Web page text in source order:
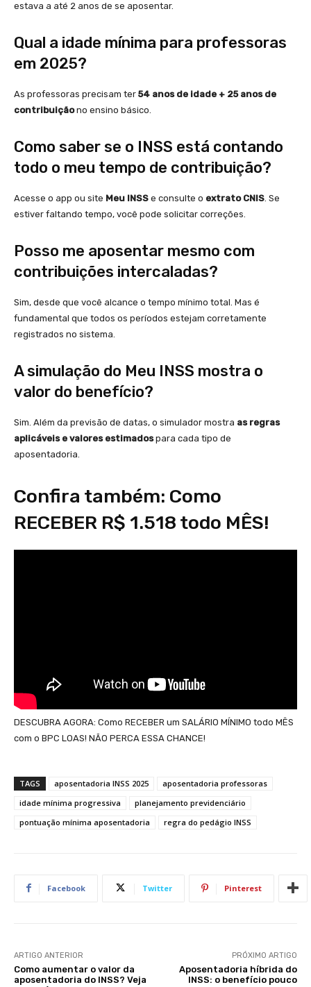
estava a até 2 anos de se aposentar.
Qual a idade mínima para professoras
em 2025?
As professoras precisam ter 54 anos de idade + 25 anos de
contribuiçãono ensino básico.
Como saber se o INSS está contando
todo o meu tempo de contribuição?
Acesse o app ou site Meu INSS e consulte o extrato CNIS. Se
estiver faltando tempo, você pode solicitar correções.
Posso me aposentar mesmo com
contribuições intercaladas?
Sim, desde que você alcance o tempo mínimo total. Mas é
fundamental que todos os períodos estejam corretamente
registrados no sistema.
A simulação do Meu INSS mostra o
valor do benefício?
Sim. Além da previsão de datas, o simulador mostra as regras
aplicáveis e valores estimadospara cada tipo de
aposentadoria.
Confira também: Como
RECEBER R$ 1.518 todo MÊS!
DESCUBRA AGORA: Como RECEBER um SALÁRIO MÍNIMO todo MÊS
com o BPC LOAS! NÃO PERCA ESSA CHANCE!
TAGS aposentadoria INSS 2025
aposentadoria professoras
idade mínima progressiva
planejamento previdenciário
pontuação mínima aposentadoria
regra do pedágio INSS
Facebook Twitter Pinterest
ARTIGO ANTERIOR
Como aumentar o valor da
aposentadoria do INSS? Veja
PRÓXIMO ARTIGO
Aposentadoria híbrida do
INSS: o benefício pouco